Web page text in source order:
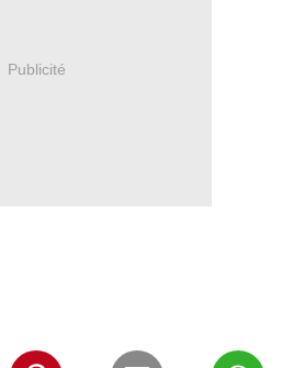
Publicité